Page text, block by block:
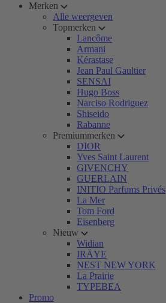
Merken
Alle weergeven
Topmerken
Lancôme
Armani
Kérastase
Jean Paul Gaultier
SENSAI
Hugo Boss
Narciso Rodriguez
Shiseido
Rabanne
Premiummerken
DIOR
Yves Saint Laurent
GIVENCHY
GUERLAIN
INITIO Parfums Privés
La Mer
Tom Ford
Eisenberg
Nieuw
Widian
IRÄYE
NEST NEW YORK
La Prairie
TYPEBEA
Promo